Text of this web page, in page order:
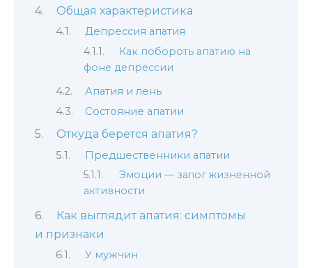
Общая характеристика
Депрессия апатия
Как побороть апатию на
фоне депрессии
Апатия и лень
Состояние апатии
Откуда берется апатия?
Предшественники апатии
Эмоции — залог жизненной
активности
Как выглядит апатия: симптомы
и признаки
У мужчин